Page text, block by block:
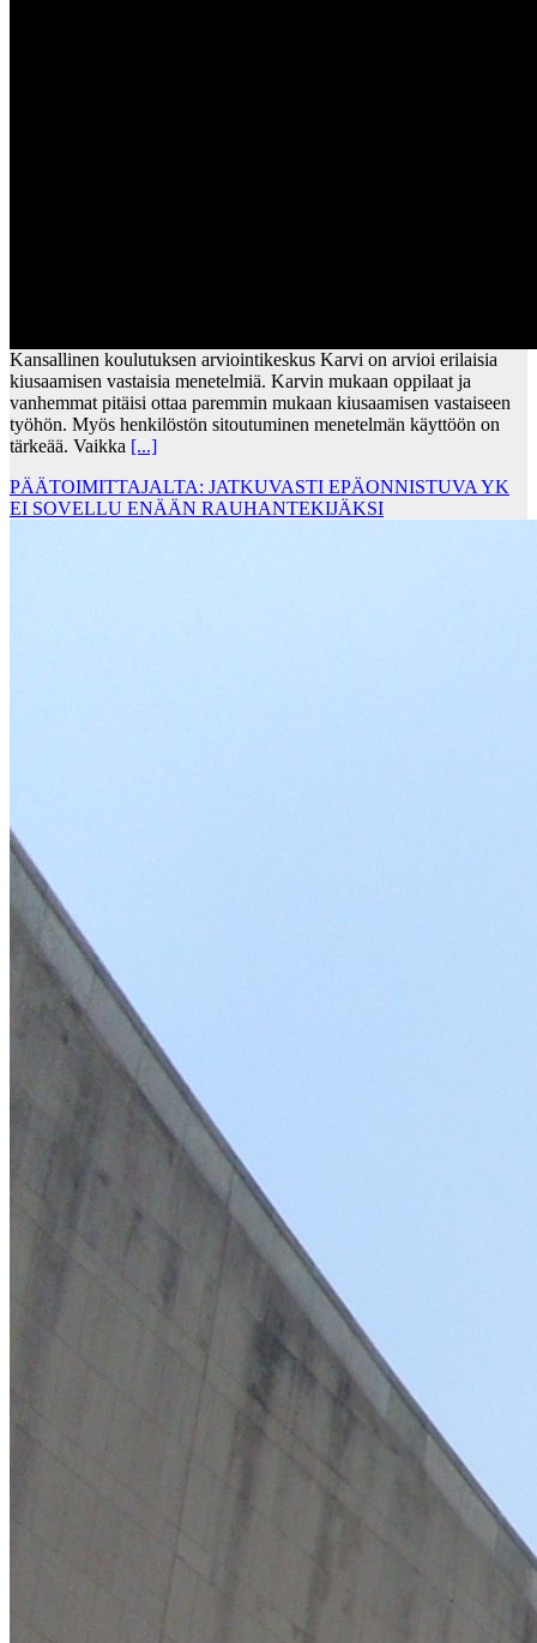
Kansallinen koulutuksen arviointikeskus Karvi on arvioi erilaisia
kiusaamisen vastaisia menetelmiä. Karvin mukaan oppilaat ja
vanhemmat pitäisi ottaa paremmin mukaan kiusaamisen vastaiseen
työhön. Myös henkilöstön sitoutuminen menetelmän käyttöön on
tärkeää. Vaikka [...]
PÄÄTOIMITTAJALTA: JATKUVASTI EPÄONNISTUVA YK
EI SOVELLU ENÄÄN RAUHANTEKIJÄKSI